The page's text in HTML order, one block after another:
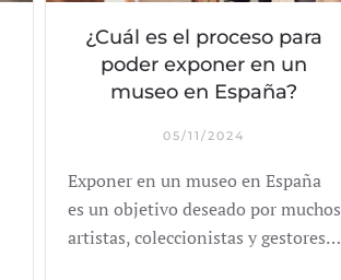
¿Cuál es el proceso para
poder exponer en un
museo en España?
05/11/2024
Exponer en un museo en España
es un objetivo deseado por muchos
artistas, coleccionistas y gestores…